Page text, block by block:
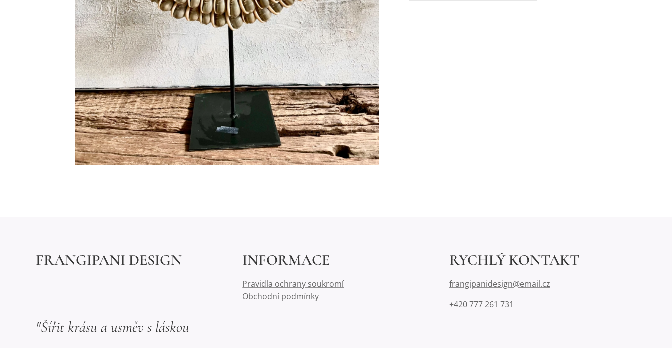
FRANGIPANI DESIGN
"Šířit krásu a usměv s láskou
INFORMACE
Pravidla ochrany soukromí
Obchodní podmínky
RYCHLÝ KONTAKT
frangipanidesign@email.cz
+420 777 261 731